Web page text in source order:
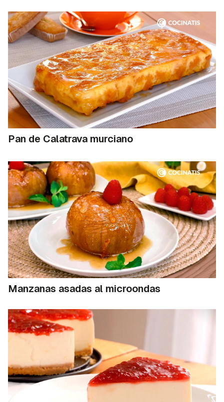
Pan de Calatrava murciano
Manzanas asadas al microondas